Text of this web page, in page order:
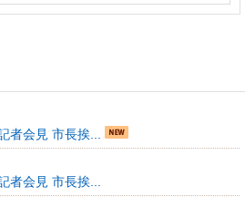
者会見 市長挨...
者会見 市長挨...